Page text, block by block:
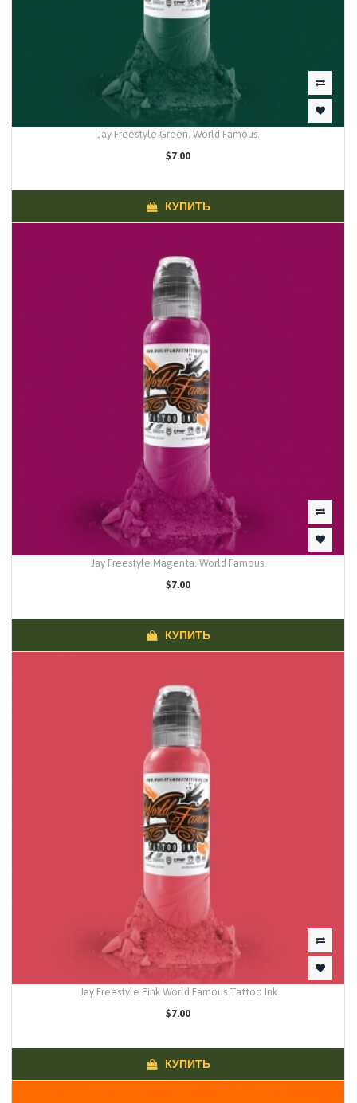
Jay Freestyle Green. World Famous.
$7.00
КУПИТЬ
Jay Freestyle Magenta. World Famous.
$7.00
КУПИТЬ
Jay Freestyle Pink World Famous Tattoo Ink
$7.00
КУПИТЬ